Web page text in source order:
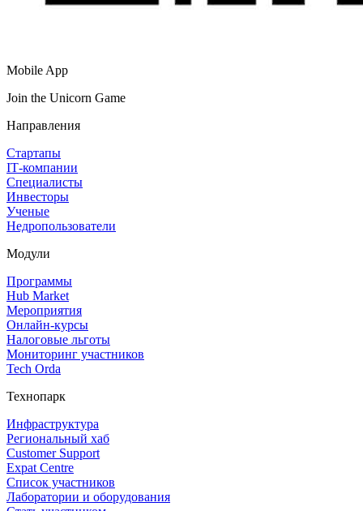
Mobile App
Join the Unicorn Game
Направления
Стартапы
IT‑компании
Специалисты
Инвесторы
Ученые
Недропользователи
Модули
Программы
Hub Market
Мероприятия
Онлайн‑курсы
Налоговые льготы
Мониторинг участников
Tech Orda
Технопарк
Инфраструктура
Региональный хаб
Customer Support
Expat Centre
Список участников
Лаборатории и оборудования